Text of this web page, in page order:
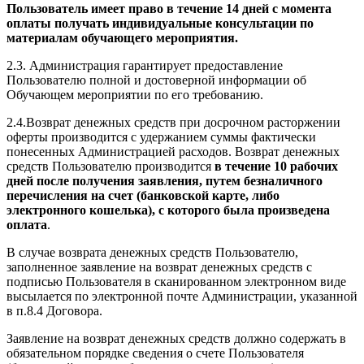
Пользователь имеет право в течение 14 дней с момента
оплаты получать индивидуальные консультации по
материалам обучающего мероприятия.
2.3. Администрация гарантирует предоставление
Пользователю полной и достоверной информации об
Обучающем мероприятии по его требованию.
2.4.Возврат денежных средств при досрочном расторжении
оферты производится с удержанием суммы фактически
понесенных Администрацией расходов. Возврат денежных
средств Пользователю производится в течение 10 рабочих
дней после получения заявления, путем безналичного
перечисления на счет (банковской карте, либо
электронного кошелька), с которого была произведена
оплата.
В случае возврата денежных средств Пользователю,
заполненное заявление на возврат денежных средств с
подписью Пользователя в сканированном электронном виде
высылается по электронной почте Администрации, указанной
в п.8.4 Договора.
Заявление на возврат денежных средств должно содержать в
обязательном порядке сведения о счете Пользователя